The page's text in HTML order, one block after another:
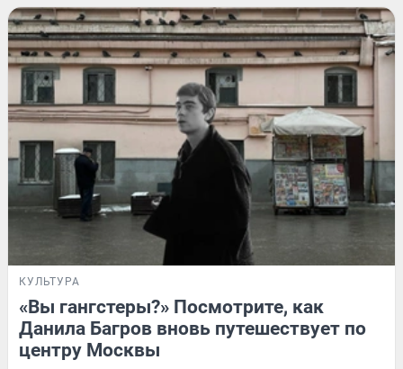
КУЛЬТУРА
«Вы гангстеры?» Посмотрите, как
Данила Багров вновь путешествует по
центру Москвы